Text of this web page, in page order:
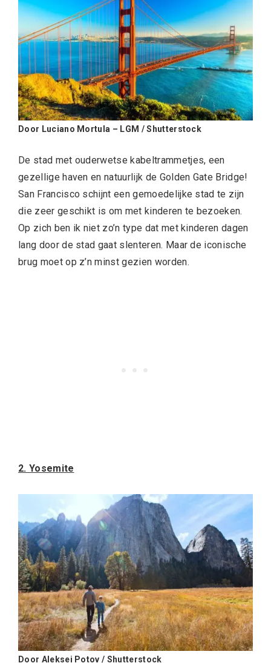
Door Luciano Mortula – LGM / Shutterstock
De stad met ouderwetse kabeltrammetjes, een
gezellige haven en natuurlijk de Golden Gate Bridge!
San Francisco schijnt een gemoedelijke stad te zijn
die zeer geschikt is om met kinderen te bezoeken.
Op zich ben ik niet zo’n type dat met kinderen dagen
lang door de stad gaat slenteren. Maar de iconische
brug moet op z’n minst gezien worden.
2. Yosemite
Door Aleksei Potov / Shutterstock